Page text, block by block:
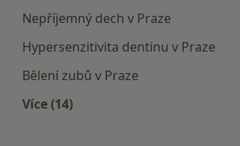
Nepříjemný dech v Praze
Hypersenzitivita dentinu v Praze
Bělení zubů v Praze
Více (14)